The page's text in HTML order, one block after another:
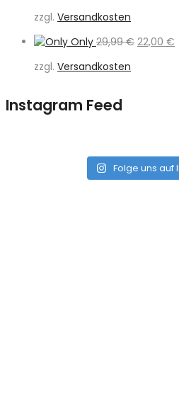
zzgl. Versandkosten
Only 29,99€ 22,00 €
zzgl. Versandkosten
Instagram Feed
Folge uns auf